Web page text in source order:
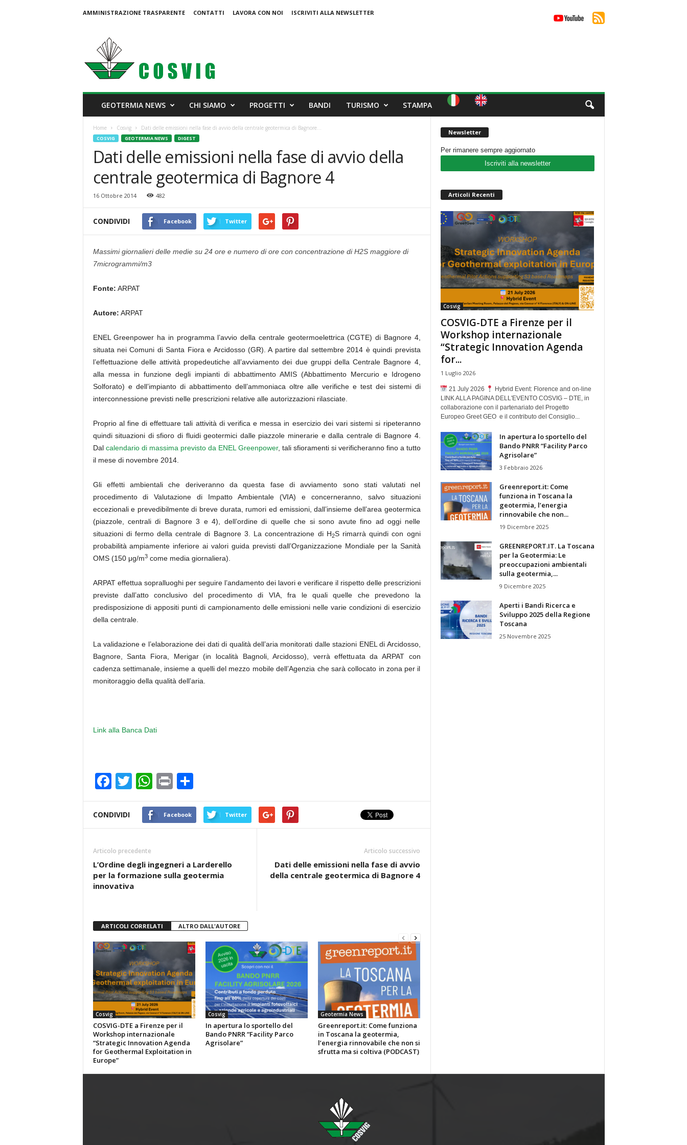
AMMINISTRAZIONE TRASPARENTE CONTATTI LAVORA CON NOI ISCRIVITI ALLA NEWSLETTER
GEOTERMIA NEWS CHI SIAMO PROGETTI BANDI TURISMO STAMPA
Home Cosvig Dati delle emissioni nella fase di avvio della centrale geotermica di Bagnore...
COSVIG GEOTERMIA NEWS DIGEST
Dati delle emissioni nella fase di avvio della
centrale geotermica di Bagnore 4
16 Ottobre 2014 482
CONDIVIDI Facebook Twitter
Massimi giornalieri delle medie su 24 ore e numero di ore con concentrazione di H2S maggiore di
7microgrammi/m3
Fonte: ARPAT
Autore: ARPAT
ENEL Greenpower ha in programma l’avvio della centrale geotermoelettrica (CGTE) di Bagnore 4,
situata nei Comuni di Santa Fiora e Arcidosso (GR). A partire dal settembre 2014 è quindi prevista
l’effettuazione delle attività propedeutiche all’avviamento dei due gruppi della Centrale Bagnore 4,
alla messa in funzione degli impianti di abbattimentoAMIS (Abbattimento Mercurio e Idrogeno
Solforato) e dell’impianto di abbattimento dell’ammoniaca oltre alle verifiche e test dei sistemi di
interconnessione previsti nelle prescrizioni relative alle autorizzazioni rilasciate.
Proprio al fine di effettuare tali attività di verifica e messa in esercizio dei vari sistemi si ripeteranno
quindi situazioni di sfioro di fluidi geotermici dalle piazzole minerarie e dalla centrale di Bagnore 4.
Dal calendario di massima previsto da ENEL Greenpower, tali sfioramenti si verificheranno fino a tutto
il mese di novembre 2014.
Gli effetti ambientali che deriveranno da questa fase di avviamento sono stati valutati nel
procedimento di Valutazione di Impatto Ambientale (VIA) e concerneranno, salvo situazioni
eccezionali e prevedibilmente di breve durata, rumori ed emissioni, dall’insieme dell’area geotermica
(piazzole, centrali di Bagnore 3 e 4), dell’ordine di quelle che si sono avute fino ad oggi nelle
situazioni di fermo della centrale di Bagnore 3. La concentrazione di H2S rimarrà quindi con ogni
probabilità ampiamente inferiore ai valori guida previsti dall’Organizzazione Mondiale per la Sanità
OMS (150 μg/m3come media giornaliera).
ARPAT effettua sopralluoghi per seguire l’andamento dei lavori e verificare il rispetto delle prescrizioni
previste dall’atto conclusivo del procedimento di VIA, fra le quali quelle che prevedono la
predisposizione di appositi punti di campionamento delleemissioni nelle varie condizioni di esercizio
della centrale.
La validazione e l’elaborazione dei dati di qualità dell’aria monitorati dalle stazioni ENEL di Arcidosso,
Bagnore, Santa Fiora, Merigar (in località Bagnoli, Arcidosso), verrà effettuata da ARPAT con
cadenza settimanale, insieme a quelli del mezzo mobile dell’Agenzia che sarà collocato in zona per il
monitoraggio della qualità dell’aria.
Link alla Banca Dati
F
a
c
e
b
o
o
T
wi
er
W
h
at
s
p
p
Pr
in
t
o
n
di
di
CONDIVIDI Facebook Twitter
Articolo precedente
L’Ordine degli ingegneri a Larderello
per la formazione sulla geotermia
innovativa
Articolo successivo
Dati delle emissioni nella fase di avvio
della centrale geotermica di Bagnore 4
ARTICOLI CORRELATI ALTRO DALL'AUTORE
Cosvig
COSVIG-DTE a Firenze per il
Workshop internazionale
“Strategic Innovation Agenda
for Geothermal Exploitation in
Europe”
Cosvig
In apertura lo sportello del
Bando PNRR “Facility Parco
Agrisolare”
Geotermia News
Greenreport.it: Come funziona
in Toscana la geotermia,
l’energia rinnovabile che non si
sfrutta ma si coltiva (PODCAST)
Newsletter
Per rimanere sempre aggiornato
Iscriviti alla newsletter
Articoli Recenti
Cosvig
COSVIG-DTE a Firenze per il
Workshop internazionale
“Strategic Innovation Agenda
for...
1 Luglio 2026
21 July 2026
Hybrid Event: Florence and on-line
LINK ALLA PAGINA DELL'EVENTO COSVIG – DTE, in
collaborazione con il partenariato del Progetto
Europeo Greet GEO e il contributo del Consiglio...
In apertura lo sportello del
Bando PNRR “Facility Parco
Agrisolare”
3 Febbraio 2026
Greenreport.it: Come
funziona in Toscana la
geotermia, l’energia
rinnovabile che non...
19 Dicembre 2025
GREENREPORT.IT. La Toscana
per la Geotermia: Le
preoccupazioni ambientali
sulla geotermia,...
9 Dicembre 2025
Aperti i Bandi Ricerca e
Sviluppo 2025 della Regione
Toscana
25 Novembre 2025